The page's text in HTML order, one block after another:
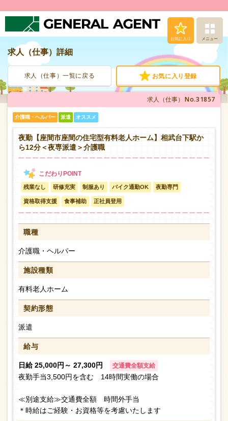
お気に入り メニュー
人材派遣サービス
転職支援サービス
登録から就業まで
お問い合わせ
求人（仕事）詳細
求人（仕事）一覧に戻る お気に入り登録
求人（仕事） No.31857
介護職・ヘルパー 派遣 オススメ
夜勤【座間市座間の住宅型有料老人ホーム】相武台下駅か
ら12分＜夜専派遣＞介護職
残業なし 研修充実 制服あり バイク通勤OK 夜勤専門
資格取得支援 食事補助 正社員登用
職種
介護職・ヘルパー
施設種類
有料老人ホーム
契約形態
派遣
給与
日給 25,000円～ 27,300円 交通費全額支給
夜勤手当3,500円を含む 14時間実働の場合
≪別途支給≫交通費全額 時間外手当
＊時給はご経験・お資格等を考慮いたします